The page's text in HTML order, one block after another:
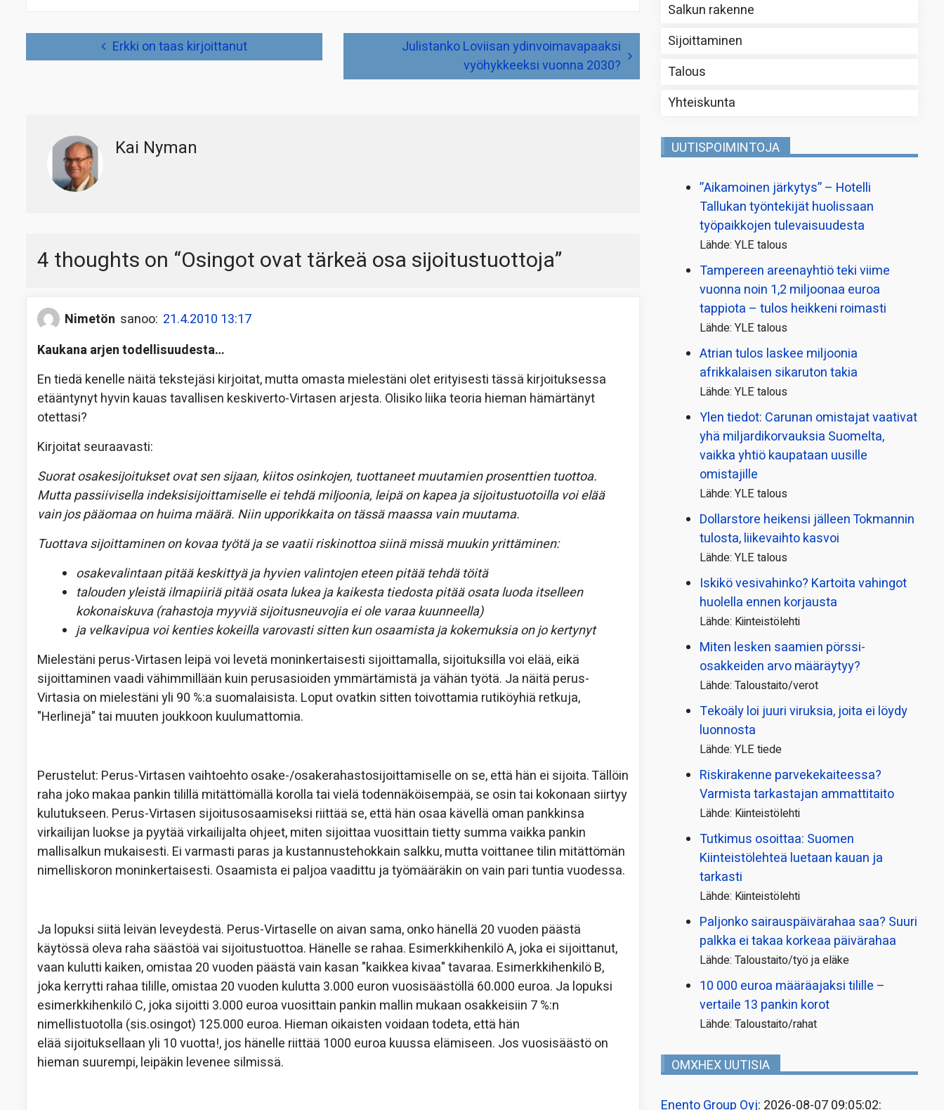
Erkki on taas kirjoittanut
Julistanko Loviisan ydinvoimavapaaksi
vyöhykkeeksi vuonna 2030?
Kai Nyman
4 thoughts on “Osingot ovat tärkeä osa sijoitustuottoja”
Nimetön sanoo: 21.4.2010 13:17
Kaukana arjen todellisuudesta…
En tiedä kenelle näitä tekstejäsi kirjoitat, mutta omasta mielestäni olet erityisesti tässä kirjoituksessa
etääntynyt hyvin kauas tavallisen keskiverto-Virtasen arjesta. Olisiko liika teoria hieman hämärtänyt
otettasi?
Kirjoitat seuraavasti:
Suorat osakesijoitukset ovat sen sijaan, kiitos osinkojen, tuottaneet muutamien prosenttien tuottoa.
Mutta passiivisella indeksisijoittamiselle ei tehdä miljoonia, leipä on kapea ja sijoitustuotoilla voi elää
vain jos pääomaa on huima määrä. Niin upporikkaita on tässä maassa vain muutama.
Tuottava sijoittaminen on kovaa työtä ja se vaatii riskinottoa siinä missä muukin yrittäminen:
osakevalintaan pitää keskittyä ja hyvien valintojen eteen pitää tehdä töitä
talouden yleistä ilmapiiriä pitää osata lukea ja kaikesta tiedosta pitää osata luoda itselleen
kokonaiskuva (rahastoja myyviä sijoitusneuvojia ei ole varaa kuunneella)
ja velkavipua voi kenties kokeilla varovasti sitten kun osaamista ja kokemuksia on jo kertynyt
Mielestäni perus-Virtasen leipä voi levetä moninkertaisesti sijoittamalla, sijoituksilla voi elää, eikä
sijoittaminen vaadi vähimmillään kuin perusasioiden ymmärtämistä ja vähän työtä. Ja näitä perus-
Virtasia on mielestäni yli 90 %:a suomalaisista. Loput ovatkin sitten toivottamia rutiköyhiä retkuja,
"Herlinejä" tai muuten joukkoon kuulumattomia.
Perustelut: Perus-Virtasen vaihtoehto osake-/osakerahastosijoittamiselle on se, että hän ei sijoita. Tällöin
raha joko makaa pankin tilillä mitättömällä korolla tai vielä todennäköisempää, se osin tai kokonaan siirtyy
kulutukseen. Perus-Virtasen sijoitusosaamiseksi riittää se, että hän osaa kävellä oman pankkinsa
virkailijan luokse ja pyytää virkailijalta ohjeet, miten sijoittaa vuosittain tietty summa vaikka pankin
mallisalkun mukaisesti. Ei varmasti paras ja kustannustehokkain salkku, mutta voittanee tilin mitättömän
nimelliskoron moninkertaisesti. Osaamista ei paljoa vaadittu ja työmääräkin on vain pari tuntia vuodessa.
Ja lopuksi siitä leivän leveydestä. Perus-Virtaselle on aivan sama, onko hänellä 20 vuoden päästä
käytössä oleva raha säästöä vai sijoitustuottoa. Hänelle se rahaa. Esimerkkihenkilö A, joka ei sijoittanut,
vaan kulutti kaiken, omistaa 20 vuoden päästä vain kasan "kaikkea kivaa" tavaraa. Esimerkkihenkilö B,
joka kerrytti rahaa tilille, omistaa 20 vuoden kulutta 3.000 euron vuosisäästöllä 60.000 euroa. Ja lopuksi
esimerkkihenkilö C, joka sijoitti 3.000 euroa vuosittain pankin mallin mukaan osakkeisiin 7 %:n
nimellistuotolla (sis.osingot) 125.000 euroa. Hieman oikaisten voidaan todeta, että hän
elää sijoituksellaan yli 10 vuotta!, jos hänelle riittää 1000 euroa kuussa elämiseen. Jos vuosisäästö on
hieman suurempi, leipäkin levenee silmissä.
Salkun rakenne
Sijoittaminen
Talous
Yhteiskunta
UUTISPOIMINTOJA
”Aikamoinen järkytys” – Hotelli
Tallukan työntekijät huolissaan
työpaikkojen tulevaisuudesta
Lähde: YLE talous
Tampereen areenayhtiö teki viime
vuonna noin 1,2 miljoonaa euroa
tappiota – tulos heikkeni roimasti
Lähde: YLE talous
Atrian tulos laskee miljoonia
afrikkalaisen sikaruton takia
Lähde: YLE talous
Ylen tiedot: Carunan omistajat vaativat
yhä miljardi­korvauksia Suomelta,
vaikka yhtiö kaupataan uusille
omistajille
Lähde: YLE talous
Dollarstore heikensi jälleen Tokmannin
tulosta, liikevaihto kasvoi
Lähde: YLE talous
Iskikö vesivahinko? Kartoita vahingot
huolella ennen korjausta
Lähde: Kiinteistölehti
Miten lesken saamien pörssi­
osakkeiden arvo määräytyy?
Lähde: Taloustaito/verot
Tekoäly loi juuri viruksia, joita ei löydy
luonnosta
Lähde: YLE tiede
Riskirakenne parvekekaiteessa?
Varmista tarkastajan ammattitaito
Lähde: Kiinteistölehti
Tutkimus osoittaa: Suomen
Kiinteistölehteä luetaan kauan ja
tarkasti
Lähde: Kiinteistölehti
Paljonko sairauspäivä­rahaa saa? Suuri
palkka ei takaa korkeaa päivärahaa
Lähde: Taloustaito/työ ja eläke
10 000 euroa määräajaksi tilille –
vertaile 13 pankin korot
Lähde: Taloustaito/rahat
OMXHEX UUTISIA
Enento Group Oyj: 2026-08-07 09:05:02: